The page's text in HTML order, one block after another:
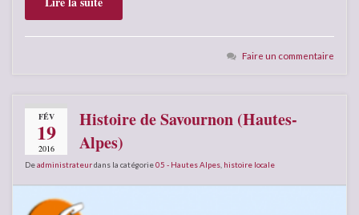
Faire un commentaire
FÉV
19
2016
Histoire de Savournon (Hautes-
Alpes)
Deadministrateurdans la catégorie05 - Hautes Alpes histoire locale